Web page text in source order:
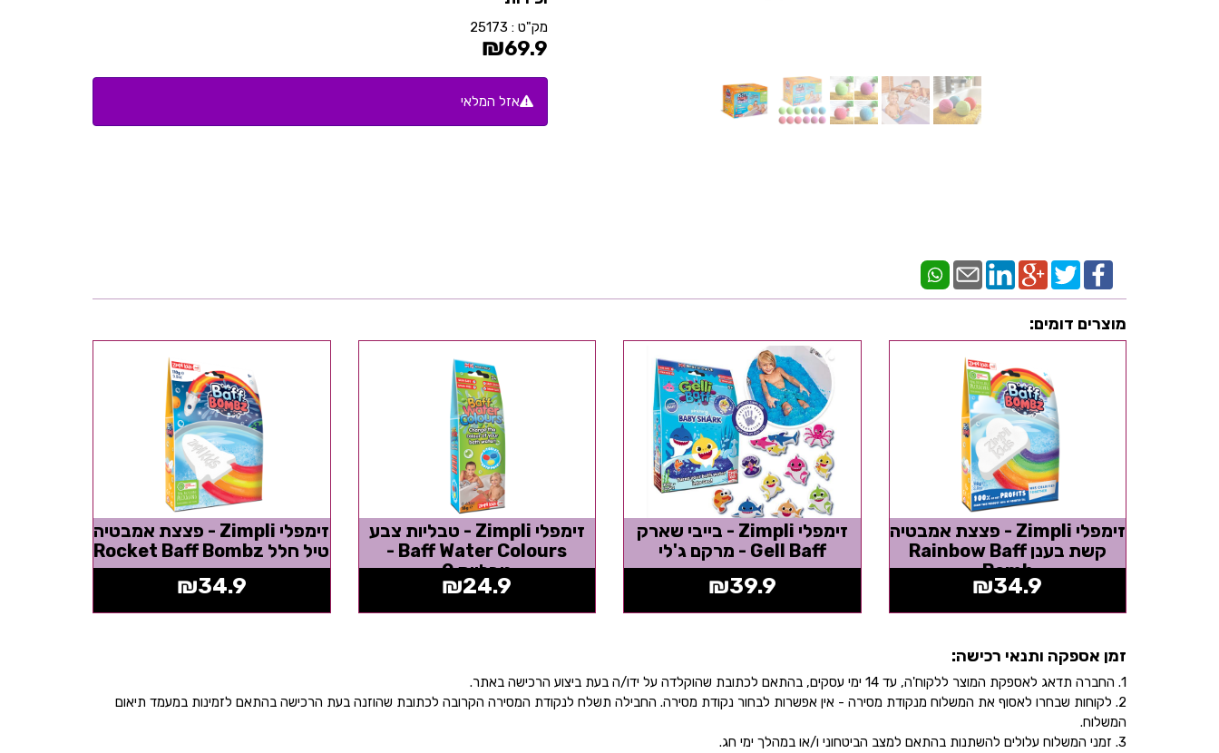
מק"ט : 25173
₪69.9
אזל המלאי
מוצרים דומים:
זימפלי Zimpli - פצצת אמבטיה
קשת בענן Rainbow Baff
Bomb
₪34.9
זימפלי Zimpli - בייבי שארק
Gell Baff - מרקם ג'לי
₪39.9
זימפלי Zimpli - טבליות צבע
Baff Water Colours -
טבליות 9
₪24.9
זימפלי Zimpli - פצצת אמבטיה
טיל חלל Rocket Baff Bombz
₪34.9
זמן אספקה ותנאי רכישה:
1. החברה תדאג לאספקת המוצר ללקוח'ה, עד 14 ימי עסקים, בהתאם לכתובת שהוקלדה על ידו/ה בעת ביצוע הרכישה באתר.
2. לקוחות שבחרו לאסוף את המשלוח מנקודת מסירה - אין אפשרות לבחור נקודת מסירה. החבילה תשלח לנקודת המסירה הקרובה לכתובת שהוזנה בעת הרכישה בהתאם לזמינות במעמד תיאום
המשלוח.
3. זמני המשלוח עלולים להשתנות בהתאם למצב הביטחוני ו/או במהלך ימי חג.